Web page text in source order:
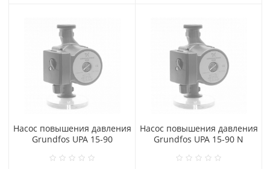
Насос повышения давления
Grundfos UPA 15-90
Насос повышения давления
Grundfos UPA 15-90 N